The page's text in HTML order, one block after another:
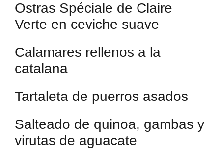
Ostras Spéciale de Claire
Verte en ceviche suave
Calamares rellenos a la
catalana
Tartaleta de puerros asados
Salteado de quinoa, gambas y
virutas de aguacate